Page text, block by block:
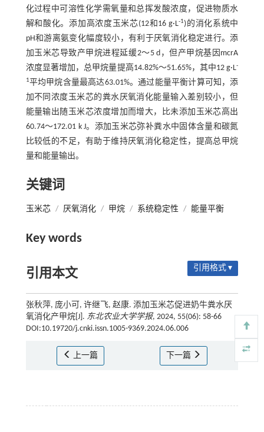
化过程中可溶性化学需氧量和总挥发酸浓度，促进物质水
解和酸化。添加高浓度玉米芯(12和16 g·L-1)的消化系统中
pH和游离氨变化幅度较小，有利于厌氧消化稳定进行。添
加玉米芯导致产甲烷进程延缓2～5 d，但产甲烷基因mcrA
浓度显著增加，总甲烷量提高14.82%～51.65%，其中12 g·L-
1平均甲烷含量最高达63.01%。通过能量平衡计算可知，添
加不同浓度玉米芯的粪水厌氧消化能量输入差别较小，但
能量输出随玉米芯浓度增加而增大，比未添加玉米芯高出
60.74～172.01 k J。添加玉米芯弥补粪水中固体含量和碳氮
比较低的不足，有助于维持厌氧消化稳定性，提高总甲烷
量和能量输出。
关键词
玉米芯 / 厌氧消化 / 甲烷 / 系统稳定性 / 能量平衡
Key words
引用本文 引用格式 ▾
张秋萍, 庞小可, 许继飞, 赵康. 添加玉米芯促进奶牛粪水厌
氧消化产甲烷[J]. 东北农业大学学报, 2024, 55(06): 58-66
DOI:10.19720/j.cnki.issn.1005-9369.2024.06.006
上一篇 下一篇